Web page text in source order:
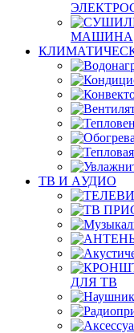
МАШИНА
ТВ И AУДИО
ДЛЯ ТВ